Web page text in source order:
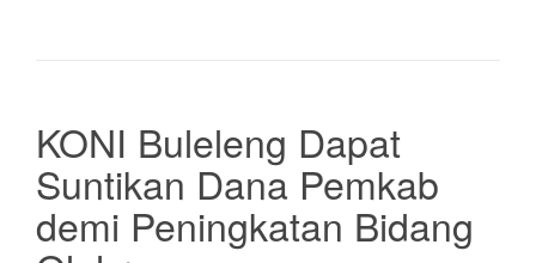
KONI Buleleng Dapat
Suntikan Dana Pemkab
demi Peningkatan Bidang